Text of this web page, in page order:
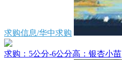
求购信息/华中求购
求购：5公分-6公分高：银杏小苗